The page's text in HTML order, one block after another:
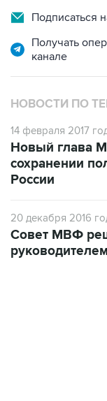
Подписаться
Получать
канале
НОВОСТИ ПО
14 февраля 2017
Новый глава
сохранении
России
20 декабря 2016
Совет МВФ
руководителем